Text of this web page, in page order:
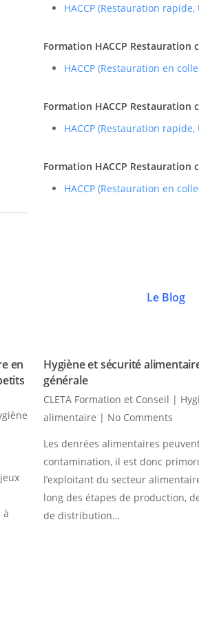
HACCP (Restauration
Formation HACCP Restauration
HACCP (Restauration en
Formation HACCP Restauration
HACCP (Restauration
Formation HACCP Restauration
HACCP (Restauration en
Le Blog
en
à
Hygiène et sécurité
générale
CLETA Formation et Conseil |
alimentaire | No Comments
Les denrées alimentaires
contamination, il est donc
l’exploitant du secteur
long des étapes de production,
de distribution…